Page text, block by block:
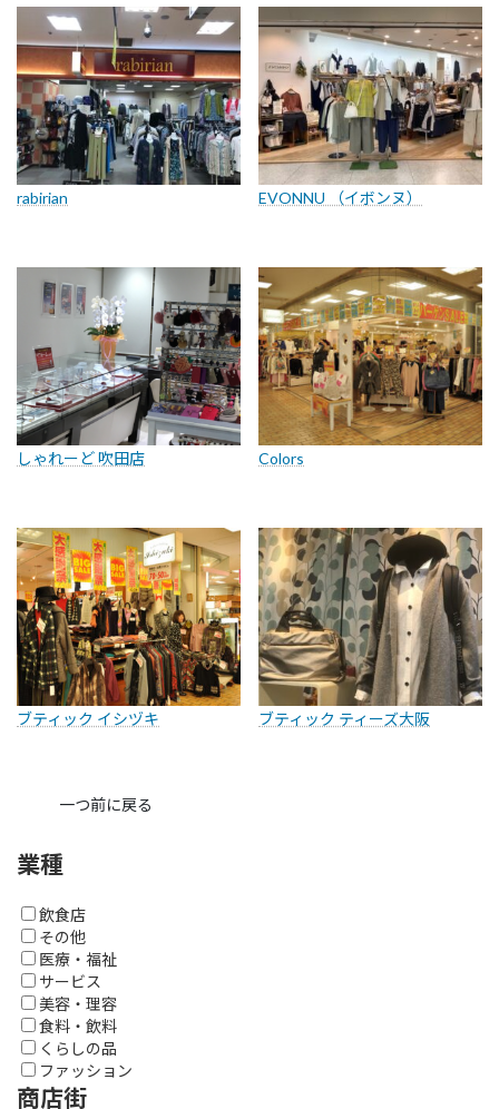
rabirian EVONNU （イボンヌ）
しゃれーど 吹田店 Colors
ブティック イシヅキ ブティック ティーズ大阪
一つ前に戻る
業種
飲食店
その他
医療・福祉
サービス
美容・理容
食料・飲料
くらしの品
ファッション
商店街